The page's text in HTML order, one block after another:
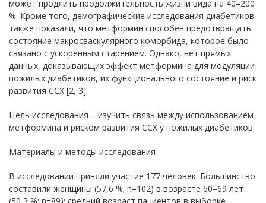
может продлить продолжительность жизни вида на 40–200
%. Кроме того, демографические исследования диабетиков
также показали, что метформин способен предотвращать
состояние макросваскулярного коморбида, которое было
связано с ускоренным старением. Однако, нет прямых
данных, доказывающих эффект метформина для модуляции
пожилых диабетиков, их функционального состояние и риск
развития ССХ [2, 3].
Цель исследования – изучить связь между использованием
метформина и риском развития ССХ у пожилых диабетиков.
Материалы и методы исследования
В исследовании приняли участие 177 человек. Большинство
составили женщины (57,6 %; n=102) в возрасте 60–69 лет